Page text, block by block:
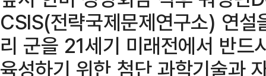
CSIS(전략국제문제연구소) 연
리 군을 21세기 미래전에서 반드
육성하기 위한 첨단 과학기술과